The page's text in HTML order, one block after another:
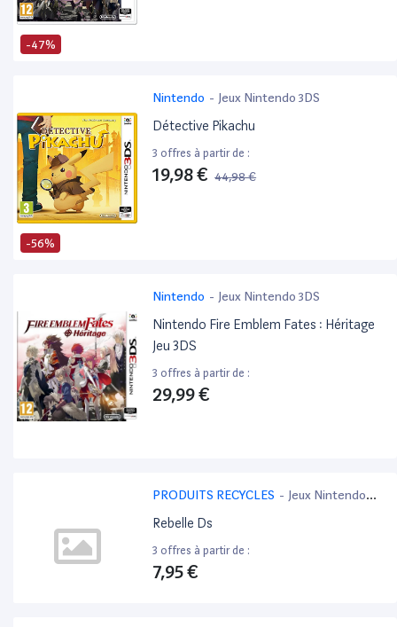
-47%
-56%
Nintendo - Jeux Nintendo 3DS
Détective Pikachu
3 offres à partir de :
19,98 € 44,98 €
Nintendo - Jeux Nintendo 3DS
Nintendo Fire Emblem Fates : Héritage
Jeu 3DS
3 offres à partir de :
29,99 €
PRODUITS RECYCLES - Jeux Nintendo
3DS
Rebelle Ds
3 offres à partir de :
7,95 €